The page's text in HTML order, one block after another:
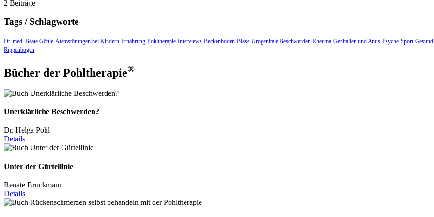
2 Beiträge
Tags / Schlagworte
Dr. med. Beate Göttle Atemstörungen bei Kindern Ernährung Pohltherapie Interviews Beckenboden Blase Urogenitale Beschwerden Rheuma Genitalien und Anus Psyche Sport
Rippenbögen
Bücher der Pohltherapie®
Unerklärliche Beschwerden?
Dr. Helga Pohl
Details
Unter der Gürtellinie
Renate Bruckmann
Details